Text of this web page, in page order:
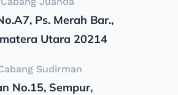
Ps. Merah Bar.,
Utara 20214
Sudirman
No.15, Sempur,